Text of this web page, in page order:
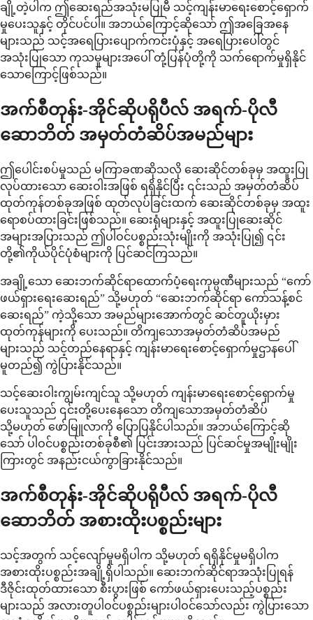
ချို့တဲ့ပါက ဤဆေးရည်အသုံးမပြုမီ သင့်ကျန်းမာရေးစောင့်ရှောက်
မှုပေးသူနှင့် တိုင်ပင်ပါ။ အဘယ်ကြောင့်ဆိုသော် ဤအခြေအနေ
များသည် သင့်အရေပြားပျောက်ကင်းပုံနှင့် အရေပြားပေါ်တွင်
အသုံးပြုသော ကုသမှုများအပေါ် တုံ့ပြန်ပုံတို့ကို သက်ရောက်မှုရှိနိုင်
သောကြောင့်ဖြစ်သည်။
အက်စီတုန်း-အိုင်ဆိုပရိုပီလ် အရက်-ပိုလီ
ဆောဘိတ် အမှတ်တံဆိပ်အမည်များ
ဤပေါင်းစပ်မှုသည် မကြာခဏဆိုသလို ဆေးဆိုင်တစ်ခုမှ အထူးပြု
လုပ်ထားသော ဆေးဝါးအဖြစ် ရရှိနိုင်ပြီး ၎င်းသည် အမှတ်တံဆိပ်
ထုတ်ကုန်တစ်ခုအဖြစ် ထုတ်လုပ်ခြင်းထက် ဆေးဆိုင်တစ်ခုမှ အထူး
ရောစပ်ထားခြင်းဖြစ်သည်။ ဆေးရုံများနှင့် အထူးပြုဆေးဆိုင်
အများအပြားသည် ဤပါဝင်ပစ္စည်းသုံးမျိုးကို အသုံးပြု၍ ၎င်း
တို့၏ကိုယ်ပိုင်ပုံစံများကို ပြင်ဆင်ကြသည်။
အချို့သော ဆေးဘက်ဆိုင်ရာထောက်ပံ့ရေးကုမ္ပဏီများသည် “ကော်
ဖယ်ရှားရေးဆေးရည်” သို့မဟုတ် “ဆေးဘက်ဆိုင်ရာ ကော်သန့်စင်
ဆေးရည်” ကဲ့သို့သော အမည်များအောက်တွင် ဆင်တူယိုးမှား
ထုတ်ကုန်များကို ပေးသည်။ တိကျသောအမှတ်တံဆိပ်အမည်
များသည် သင့်တည်နေရာနှင့် ကျန်းမာရေးစောင့်ရှောက်မှုဌာနပေါ်
မူတည်၍ ကွဲပြားနိုင်သည်။
သင့်ဆေးဝါးကျွမ်းကျင်သူ သို့မဟုတ် ကျန်းမာရေးစောင့်ရှောက်မှု
ပေးသူသည် ၎င်းတို့ပေးနေသော တိကျသောအမှတ်တံဆိပ်
သို့မဟုတ် ဖော်မြူလာကို ပြောပြနိုင်ပါသည်။ အဘယ်ကြောင့်ဆို
သော် ပါဝင်ပစ္စည်းတစ်ခုစီ၏ ပြင်းအားသည် ပြင်ဆင်မှုအမျိုးမျိုး
ကြားတွင် အနည်းငယ်ကွာခြားနိုင်သည်။
အက်စီတုန်း-အိုင်ဆိုပရိုပီလ် အရက်-ပိုလီ
ဆောဘိတ် အစားထိုးပစ္စည်းများ
သင့်အတွက် သင့်လျော်မှုမရှိပါက သို့မဟုတ် ရရှိနိုင်မှုမရှိပါက
အစားထိုးပစ္စည်းအချို့ရှိပါသည်။ ဆေးဘက်ဆိုင်ရာအသုံးပြုရန်
ဒီဇိုင်းထုတ်ထားသော စီးပွားဖြစ် ကော်ဖယ်ရှားပေးသည့်ပစ္စည်း
များသည် အလားတူပါဝင်ပစ္စည်းများပါဝင်သော်လည်း ကွဲပြားသော